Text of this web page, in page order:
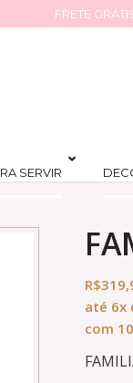
FRETE
SERVIR
R$
até 6x
com